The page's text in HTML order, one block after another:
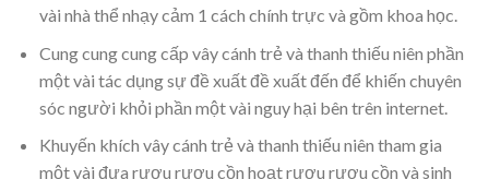
vài nhà thể nhạy cảm 1 cách chính trực và gồm khoa học.
Cung cung cung cấp vây cánh trẻ và thanh thiếu niên phần
một vài tác dụng sự đề xuất đề xuất đến để khiến chuyên
sóc người khỏi phần một vài nguy hại bên trên internet.
Khuyến khích vây cánh trẻ và thanh thiếu niên tham gia
một vài đưa rượu rượu cồn hoạt rượu rượu cồn và sinh